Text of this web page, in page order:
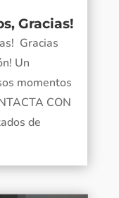
Gracias!
Gracias
Un
momentos
CON
de